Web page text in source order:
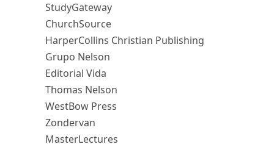
StudyGateway
ChurchSource
HarperCollins Christian Publishing
Grupo Nelson
Editorial Vida
Thomas Nelson
WestBow Press
Zondervan
MasterLectures